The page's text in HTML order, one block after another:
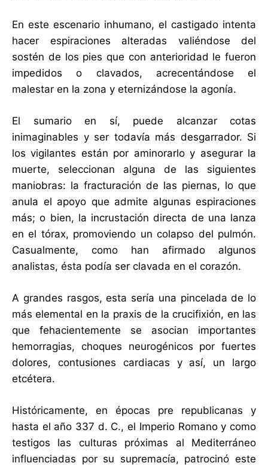
En este escenario inhumano, el castigado intenta
hacer espiraciones alteradas valiéndose del
sostén de los pies que con anterioridad le fueron
impedidos o clavados, acrecentándose el
malestar en la zona y eternizándose la agonía.
El sumario en sí, puede alcanzar cotas
inimaginables y ser todavía más desgarrador. Si
los vigilantes están por aminorarlo y asegurar la
muerte, seleccionan alguna de las siguientes
maniobras: la fracturación de las piernas, lo que
anula el apoyo que admite algunas espiraciones
más; o bien, la incrustación directa de una lanza
en el tórax, promoviendo un colapso del pulmón.
Casualmente, como han afirmado algunos
analistas, ésta podía ser clavada en el corazón.
A grandes rasgos, esta sería una pincelada de lo
más elemental en la praxis de la crucifixión, en las
que fehacientemente se asocian importantes
hemorragias, choques neurogénicos por fuertes
dolores, contusiones cardiacas y así, un largo
etcétera.
Históricamente, en épocas pre republicanas y
hasta el año 337 d. C., el Imperio Romano y como
testigos las culturas próximas al Mediterráneo
influenciadas por su supremacía, patrocinó este